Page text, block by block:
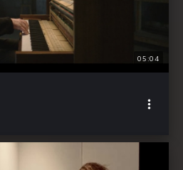
05:04